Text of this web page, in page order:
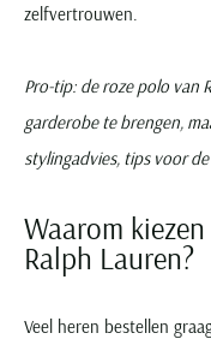
zelfvertrouwen.
Pro-tip: de roze polo van
garderobe te brengen,
stylingadvies, tips voor
Waarom
Ralph Lauren?
Veel heren bestellen